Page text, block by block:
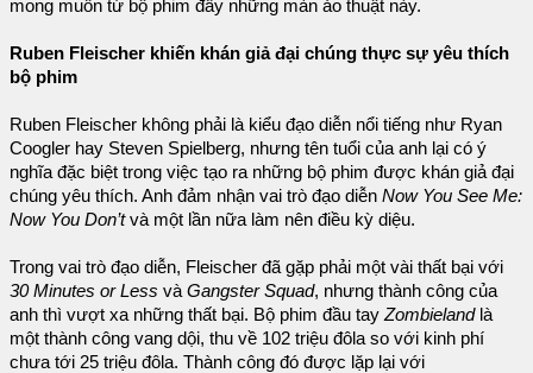
mong muốn từ bộ phim đầy những màn ảo thuật này.
Ruben Fleischer khiến khán giả đại chúng thực sự yêu thích
bộ phim
Ruben Fleischer không phải là kiểu đạo diễn nổi tiếng như Ryan
Coogler hay Steven Spielberg, nhưng tên tuổi của anh lại có ý
nghĩa đặc biệt trong việc tạo ra những bộ phim được khán giả đại
chúng yêu thích. Anh đảm nhận vai trò đạo diễn Now You See Me:
Now You Don’tvà một lần nữa làm nên điều kỳ diệu.
Trong vai trò đạo diễn, Fleischer đã gặp phải một vài thất bại với
30 Minutes or Less và Gangster Squad, nhưng thành công của
anh thì vượt xa những thất bại. Bộ phim đầu tay Zombielandlà
một thành công vang dội, thu về 102 triệu đôla so với kinh phí
chưa tới 25 triệu đôla. Thành công đó được lặp lại với